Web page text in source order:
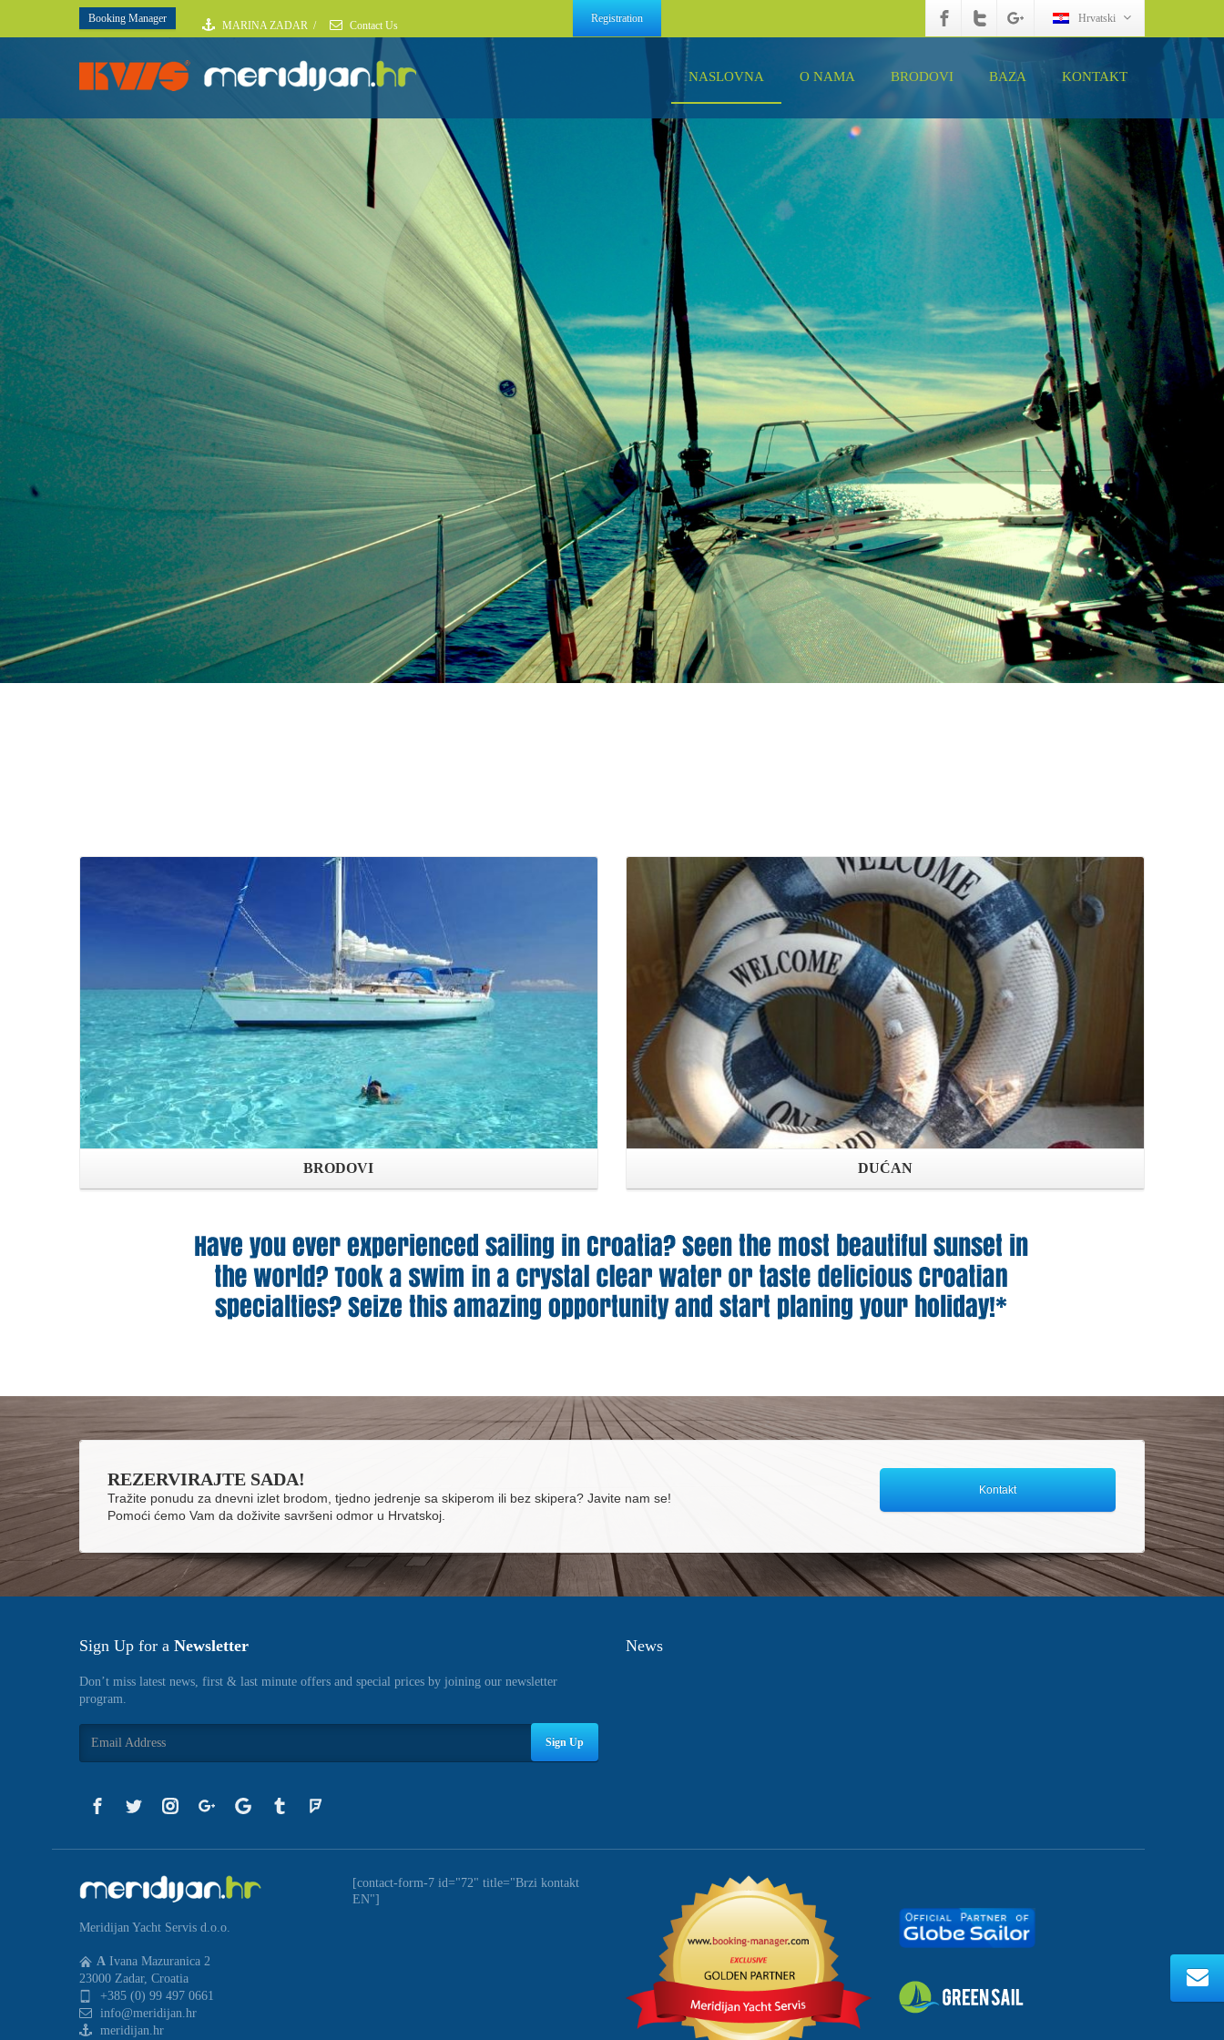
Booking Manager
MARINA ZADAR / Contact Us
Registration Hrvatski
NASLOVNA O NAMA BRODOVI BAZA KONTAKT
BRODOVI DUĆAN
REZERVIRAJTE SADA!
Tražite ponudu za dnevni izlet brodom, tjedno jedrenje sa skiperom ili bez skipera? Javite nam se!
Pomoći ćemo Vam da doživite savršeni odmor u Hrvatskoj.
Kontakt
Sign Up for a Newsletter
Don’t miss latest news, first & last minute offers and special prices by joining our newsletter
program.
Sign Up
News
Meridijan Yacht Servis d.o.o.
A Ivana Mazuranica 2
23000 Zadar, Croatia
+385 (0) 99 497 0661
info@meridijan.hr
meridijan.hr
[contact-form-7 id="72" title="Brzi kontakt
EN"]